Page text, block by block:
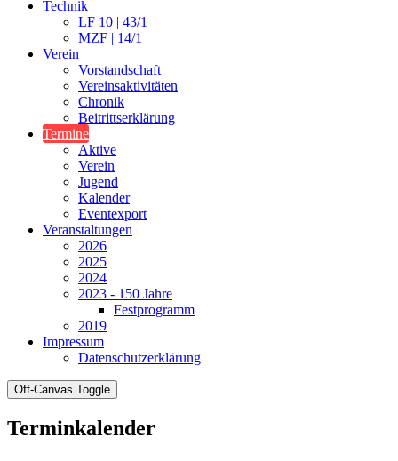
Technik
LF 10 | 43/1
MZF | 14/1
Verein
Vorstandschaft
Vereinsaktivitäten
Chronik
Beitrittserklärung
Termine
Aktive
Verein
Jugend
Kalender
Eventexport
Veranstaltungen
2026
2025
2024
2023 - 150 Jahre
Festprogramm
2019
Impressum
Datenschutzerklärung
Off-Canvas Toggle
Terminkalender